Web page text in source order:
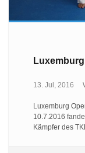
13. Jul, 2016
Luxemburg
10.7.2016
Kämpfer des